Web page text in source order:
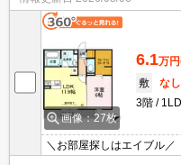
画像：27枚
6.1万円
敷
なし
3階
＼お部屋探しはエイブル／